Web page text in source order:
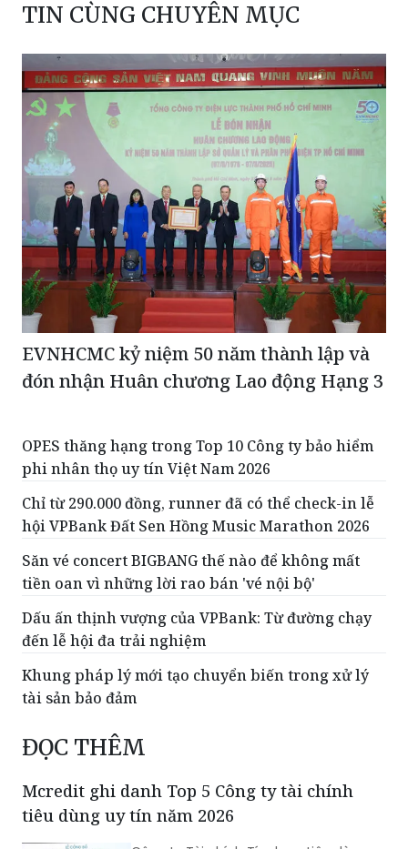
TIN CÙNG CHUYÊN MỤC
EVNHCMC kỷ niệm 50 năm thành lập và
đón nhận Huân chương Lao động Hạng 3
OPES thăng hạng trong Top 10 Công ty bảo hiểm
phi nhân thọ uy tín Việt Nam 2026
Chỉ từ 290.000 đồng, runner đã có thể check-in lễ
hội VPBank Đất Sen Hồng Music Marathon 2026
Săn vé concert BIGBANG thế nào để không mất
tiền oan vì những lời rao bán 'vé nội bộ'
Dấu ấn thịnh vượng của VPBank: Từ đường chạy
đến lễ hội đa trải nghiệm
Khung pháp lý mới tạo chuyển biến trong xử lý
tài sản bảo đảm
ĐỌC THÊM
Mcredit ghi danh Top 5 Công ty tài chính
tiêu dùng uy tín năm 2026